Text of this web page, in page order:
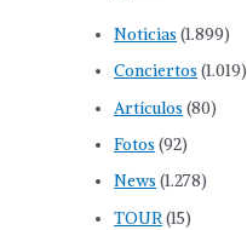
Noticias (1.899)
Conciertos (1.019)
Artículos (80)
Fotos (92)
News (1.278)
TOUR(15)